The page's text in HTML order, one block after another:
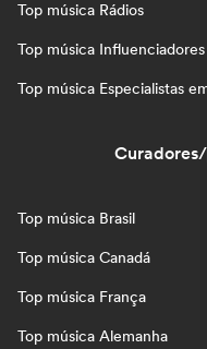
Top música Rádios
Top música Influenciadores
Top música Especialistas
Top música Brasil
Top música Canadá
Top música França
Top música Alemanha